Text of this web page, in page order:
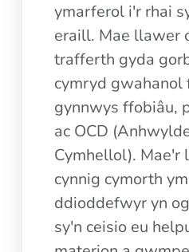
ymarferol i'r rhai
eraill. Mae llawer
trafferth gyda
cymryd gwahanol
gynnwys ffobiâu,
ac OCD
Cymhellol). Mae'r
cynnig cymorth
ddioddefwyr yn
sy'n ceisio eu